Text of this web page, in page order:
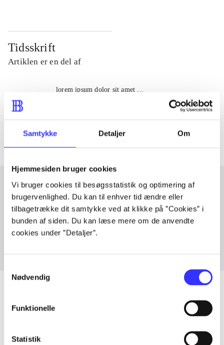
Samtykke Detaljer Om
Hjemmesiden bruger cookies
Vi bruger cookies til besøgsstatistik og optimering af
brugervenlighed. Du kan til enhver tid ændre eller
tilbagetrække dit samtykke ved at klikke på ”Cookies” i
bunden af siden. Du kan læse mere om de anvendte
cookies under ”Detaljer”.
Nødvendig
Funktionelle
Statistik
Tidsskrift
Artiklen er en del af
lorem ipsum dolor sit amet ...
Artikler med samme emner
Fra